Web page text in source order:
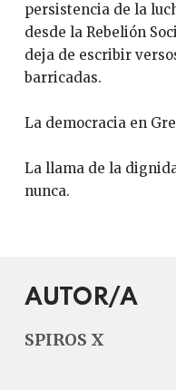
persistencia de la
desde la Rebelión
deja de escribir
barricadas.
La democracia en
La llama de la
nunca.
AUTOR/A
SPIROS X